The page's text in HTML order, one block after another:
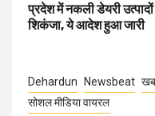
प्रदेश में नकली डेयरी
शिकंजा, ये आदेश हुआ जारी
Dehardun Newsbeat
सोशल मीडिया वायरल